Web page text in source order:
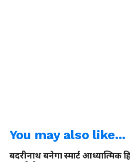
You may also like...
बदरीनाथ बनेगा स्मार्ट आध्यात्मिक